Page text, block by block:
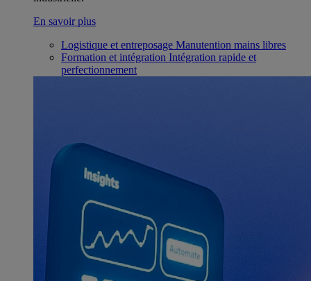
En savoir plus
Logistique et entreposage Manutention mains libres
Formation et intégration Intégration rapide et
perfectionnement